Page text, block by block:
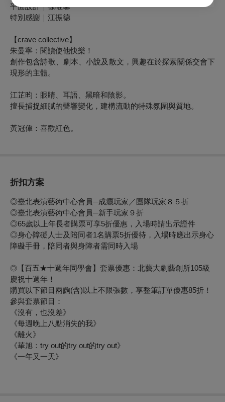
平面設計｜徐唯馨
特別感謝｜江振德
【crave collective】
朱曼寧：閱讀使他快樂！
創作包含詩歌、劇本、小說及散文，興趣在於探索關係交會下
現形的主體。
江芷昀：眼睛、耳語、黑暗和陰影。
擅長捕捉細膩的聲響變化，建構流動的特殊氛圍與質地。
黃冠偉：喜歡紅色。
折扣方案
◎臺北表演藝術中心會員─成癮玩家／團隊玩家８５折
◎臺北表演藝術中心會員─新手玩家９折
◎65歲以上年長者購票可享5折優惠，入場時請出示證件
◎身心障礙人士及陪同者1名購票5折優待，入場時應出示身心
障礙手冊，陪同者與身障者需同時入場
◎ 【百五★十週年同學會】套票優惠：北藝大劇藝創所105級
慶祝十週年！
購買以下節目兩齣(含)以上不限張數，享整筆訂單優惠85折！
參與套票節目：
《沒有，也沒差》
《每週晚上八點消失的我》
《離火》
《華旭：try out的try out的try out》
《一年又一天》